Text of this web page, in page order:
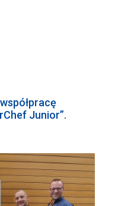
Junior”.